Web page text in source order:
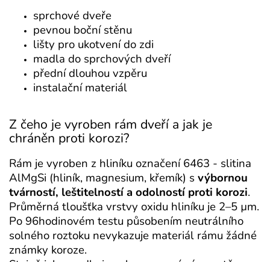
sprchové dveře
pevnou boční stěnu
lišty pro ukotvení do zdi
madla do sprchových dveří
přední dlouhou vzpěru
instalační materiál
Z čeho je vyroben rám dveří a jak je
chráněn proti korozi?
Rám je vyroben z hliníku označení 6463 - slitina
AlMgSi (hliník, magnesium, křemík) s výbornou
tvárností, leštitelností a odolností proti korozi.
Průměrná tloušťka vrstvy oxidu hliníku je 2–5 µm.
Po 96hodinovém testu působením neutrálního
solného roztoku nevykazuje materiál rámu žádné
známky koroze.